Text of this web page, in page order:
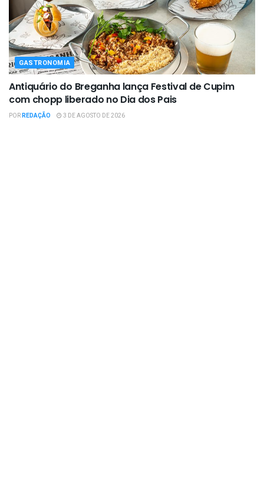
GASTRONOMIA
Antiquário do Breganha lança Festival de Cupim
com chopp liberado no Dia dos Pais
PORREDAÇÃO 3 DE AGOSTO DE 2026